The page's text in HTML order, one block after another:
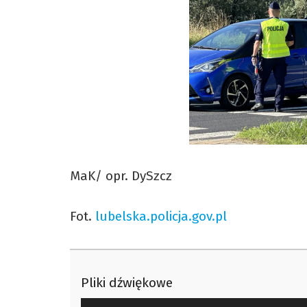
MaK/ opr. DySzcz
Fot. lubelska.policja.gov.pl
Pliki dźwiękowe